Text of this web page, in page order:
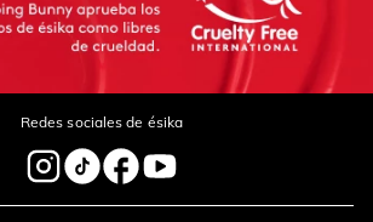
Redes sociales de ésika